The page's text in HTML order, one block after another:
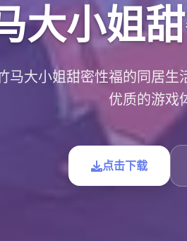
大小姐
马大小姐甜密性福的同居
优质的游戏
点击下载